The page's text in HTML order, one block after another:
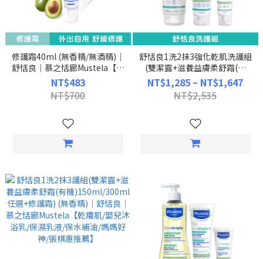
修護霜40ml (無香精/無酒精)｜
舒恬良｜慕之恬廊Mustela【修
復霜/嬰兒修護霜】
NT$483
NT$700
舒恬良1洗2抹3強化乾肌洗護組
(雙潔露+滋養益膚柔舒霜(有
機)150ml/300ml任選+柔舒面
霜) (無香精)｜舒恬良｜慕之恬
廊Mustela【乾癢肌/嬰兒沐浴
神/張棋惠推薦】
NT$1,285 ~ NT$1,647
NT$2,535